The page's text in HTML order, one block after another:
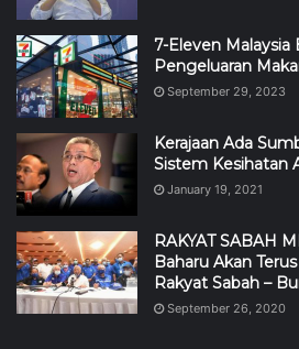
7-Eleven Malaysia
Pengeluaran
September 29, 2023
Kerajaan Ada
Sistem Kesihatan
January 19, 2021
RAKYAT SABAH
Baharu Akan
Rakyat Sabah –
September 26, 2020